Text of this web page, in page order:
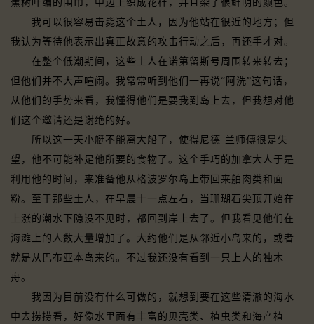
蕉树叶编的围巾，中边上织成花样，并且染了很鲜明的颜色。
我可以很容易击毙这个土人，因为他站在很近的地方；但
我认为等待他表示出真正故意的攻击行动之后，再还手才对。
在整个低潮期间，这些土人在诺第留斯号周围转来转去；
但他们并不大声喧闹。我常常听到他们一再说“阿洗”这句话，
从他们的手势来看，我懂得他们是要我到岛上去，但我想对他
们这个邀请还是谢绝的好。
所以这一天小艇不能离大船了，使得尼德·兰师傅很是失
望，他不可能补足他所要的食物了。这个手巧的加拿大人于是
利用他的时间，来准备他从格波罗尔岛上带回来舶肉类和面
粉。至于那些土人，在早晨十一点左右，当珊瑚石尖顶开始在
上涨的潮水下隐没不见时，都回到岸上去了。但我看见他们在
海滩上的人数大量增加了。大约他们是从邻近小岛来的，或者
就是从巴布亚本岛来的。不过我还没有看到一只上人的独木
舟。
我因为目前没有什么可做的，就想到要在这些清澈的海水
中去捞捞看，好像水里面有丰富的贝壳类、植虫类和海产植